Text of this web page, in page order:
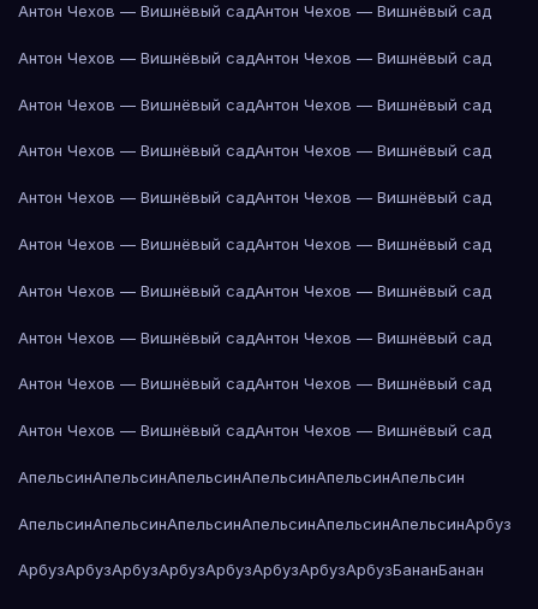
Антон Чехов — Вишнёвый садАнтон Чехов — Вишнёвый сад
Антон Чехов — Вишнёвый садАнтон Чехов — Вишнёвый сад
Антон Чехов — Вишнёвый садАнтон Чехов — Вишнёвый сад
Антон Чехов — Вишнёвый садАнтон Чехов — Вишнёвый сад
Антон Чехов — Вишнёвый садАнтон Чехов — Вишнёвый сад
Антон Чехов — Вишнёвый садАнтон Чехов — Вишнёвый сад
Антон Чехов — Вишнёвый садАнтон Чехов — Вишнёвый сад
Антон Чехов — Вишнёвый садАнтон Чехов — Вишнёвый сад
Антон Чехов — Вишнёвый садАнтон Чехов — Вишнёвый сад
Антон Чехов — Вишнёвый садАнтон Чехов — Вишнёвый сад
АпельсинАпельсинАпельсинАпельсинАпельсинАпельсин
АпельсинАпельсинАпельсинАпельсинАпельсинАпельсинАрбуз
АрбузАрбузАрбузАрбузАрбузАрбузАрбузАрбузБананБанан